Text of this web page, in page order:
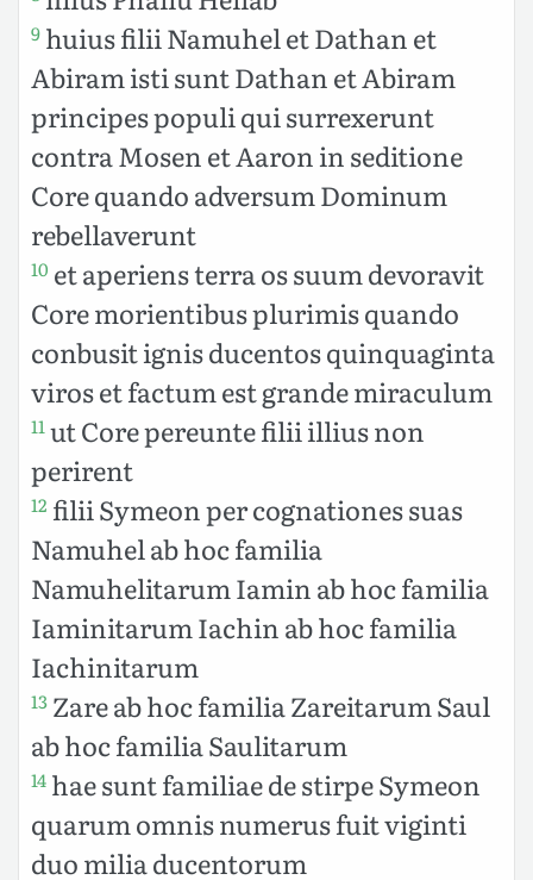
9 huius filii Namuhel et Dathan et
Abiram isti sunt Dathan et Abiram
principes populi qui surrexerunt
contra Mosen et Aaron in seditione
Core quando adversum Dominum
rebellaverunt
10 et aperiens terra os suum devoravit
Core morientibus plurimis quando
conbusit ignis ducentos quinquaginta
viros et factum est grande miraculum
11ut Core pereunte filii illius non
perirent
12 filii Symeon per cognationes suas
Namuhel ab hoc familia
Namuhelitarum Iamin ab hoc familia
Iaminitarum Iachin ab hoc familia
Iachinitarum
13 Zare ab hoc familia Zareitarum Saul
ab hoc familia Saulitarum
14 hae sunt familiae de stirpe Symeon
quarum omnis numerus fuit viginti
duo milia ducentorum